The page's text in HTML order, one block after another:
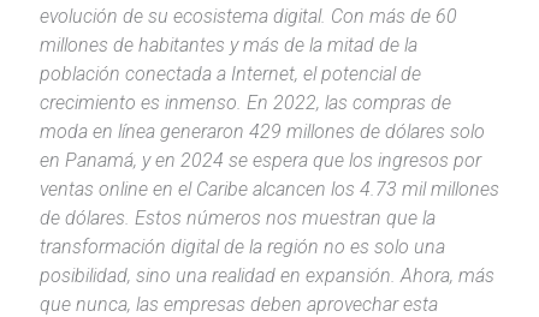
evolución de su ecosistema digital. Con más de 60
millones de habitantes y más de la mitad de la
población conectada a Internet, el potencial de
crecimiento es inmenso. En 2022, las compras de
moda en línea generaron 429 millones de dólares solo
en Panamá, y en 2024 se espera que los ingresos por
ventas online en el Caribe alcancen los 4.73 mil millones
de dólares. Estos números nos muestran que la
transformación digital de la región no es solo una
posibilidad, sino una realidad en expansión. Ahora, más
que nunca, las empresas deben aprovechar esta